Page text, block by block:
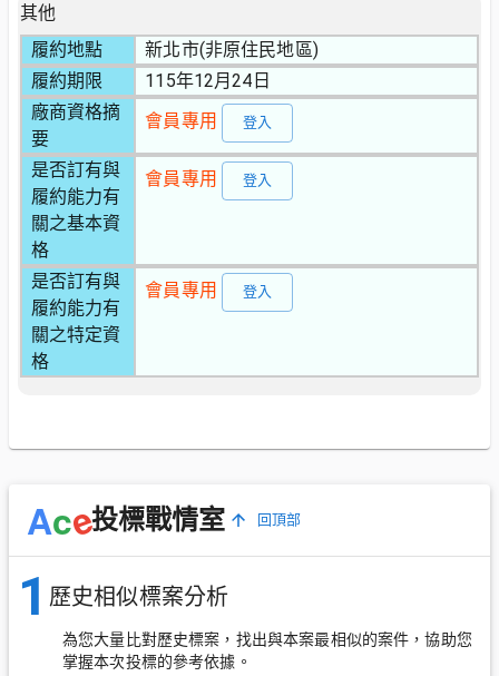
其他
履約地點
新北市(非原住民地區)
履約期限
115年12月24日
廠商資格摘
要
會員專用 登入
是否訂有與
履約能力有
關之基本資
格
會員專用 登入
是否訂有與
履約能力有
關之特定資
格
會員專用 登入
Ace投標戰情室 回頂部
1 歷史相似標案分析
為您大量比對歷史標案，找出與本案最相似的案件，協助您
掌握本次投標的參考依據。